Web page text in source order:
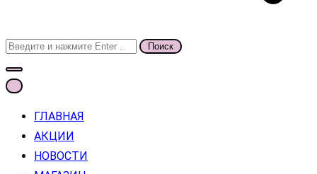
Поиск
для:
ГЛАВНАЯ
АКЦИИ
НОВОСТИ